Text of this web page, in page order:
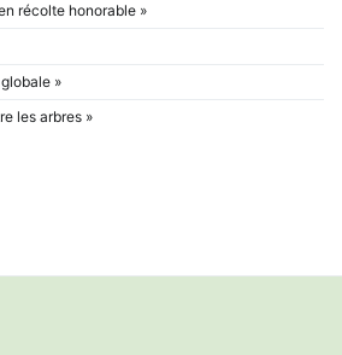
récolte honorable »
»
les arbres »